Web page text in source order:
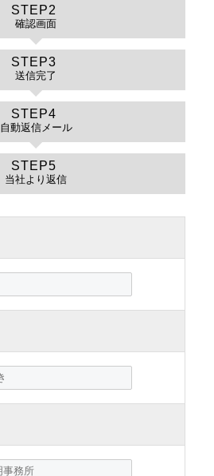
確認画面
送信完了
自動返信メール
当社より返信